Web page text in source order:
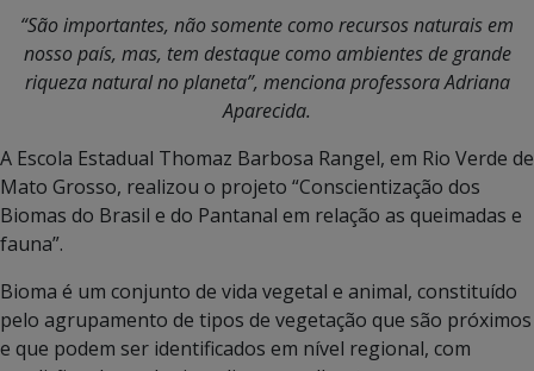
“São importantes, não somente como recursos naturais em
nosso país, mas, tem destaque como ambientes de grande
riqueza natural no planeta”, menciona professora Adriana
Aparecida.
A Escola Estadual Thomaz Barbosa Rangel, em Rio Verde de
Mato Grosso, realizou o projeto “Conscientização dos
Biomas do Brasil e do Pantanal em relação as queimadas e
fauna”.
Bioma é um conjunto de vida vegetal e animal, constituído
pelo agrupamento de tipos de vegetação que são próximos
e que podem ser identificados em nível regional, com